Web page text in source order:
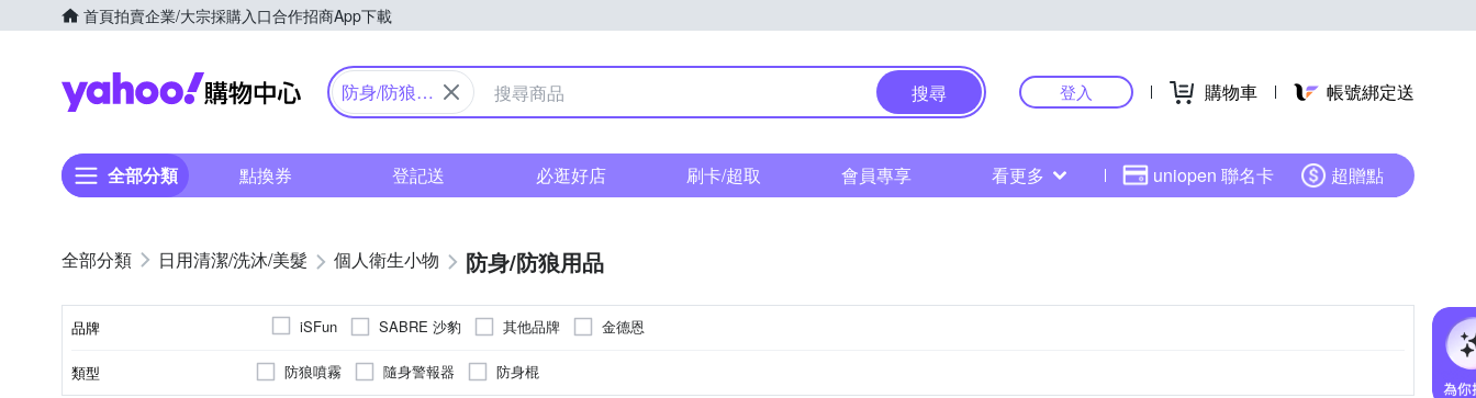
首頁拍賣企業/大宗採購入口合作招商App下載
Yahoo購物中心
防身/防狼用
搜尋 登入 購物車 帳號綁定送
全部分類 點換券 登記送 必逛好店 刷卡/超取 會員專享 看更多 uniopen 聯名卡 超贈點
日用清潔/洗沐/美髮 個人衛生小物 防身/防狼用品
品牌 iSFun SABRE 沙豹 其他品牌 金德恩
類型 防狼噴霧 隨身警報器 防身棍